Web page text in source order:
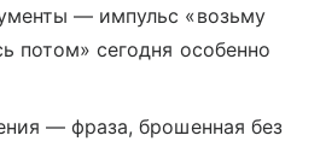
— импульс «возьму
потом» сегодня особенно
— фраза, брошенная без